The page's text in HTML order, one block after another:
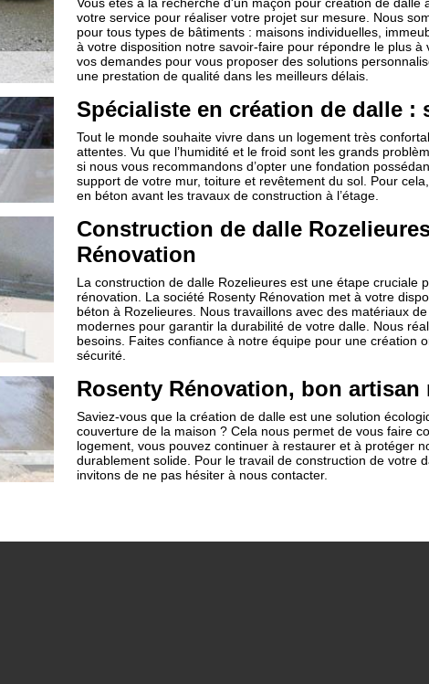
votre service pour réaliser votre projet sur mesure. Nous
pour tous types de bâtiments : maisons individuelles,
à votre disposition notre savoir-faire pour répondre le plus
vos demandes pour vous proposer des solutions
une prestation de qualité dans les meilleurs délais.
Spécialiste en création de dalle :
Tout le monde souhaite vivre dans un logement très
attentes. Vu que l’humidité et le froid sont les grands
si nous vous recommandons d’opter une fondation
support de votre mur, toiture et revêtement du sol. Pour
en béton avant les travaux de construction à l’étage.
Construction de dalle
Rénovation
La construction de dalle Rozelieures est une étape cruciale
rénovation. La société Rosenty Rénovation met à votre
béton à Rozelieures. Nous travaillons avec des matériaux
modernes pour garantir la durabilité de votre dalle. Nous
besoins. Faites confiance à notre équipe pour une création
sécurité.
Rosenty Rénovation, bon
Saviez-vous que la création de dalle est une solution
couverture de la maison ? Cela nous permet de vous faire
logement, vous pouvez continuer à restaurer et à protéger
durablement solide. Pour le travail de construction de votre
invitons de ne pas hésiter à nous contacter.